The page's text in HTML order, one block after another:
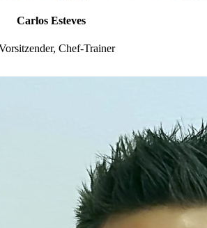
Carlos Esteves
Chef-Trainer